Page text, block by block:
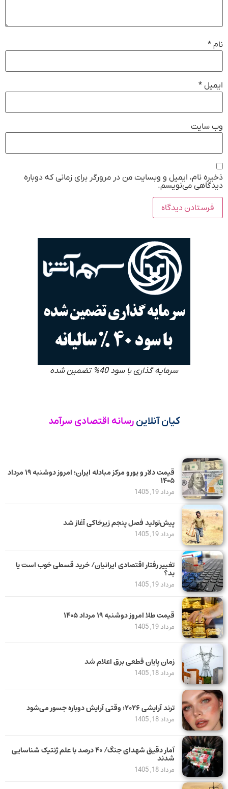
نام *
ایمیل *
وب‌ سایت
ذخیره نام، ایمیل و وبسایت من در مرورگر برای زمانی که دوباره
دیدگاهی می‌نویسم.
سرمایه گذاری با سود 40% تضمین شده
کیان آنلاین رسانه اقتصادی سرآمد
قیمت دلار و یورو مرکز مبادله ایران؛ امروز دوشنبه ۱۹ مرداد
۱۴۰۵
مرداد 19, 1405
پیش‌تولید فصل پنجم زیرخاکی آغاز شد
مرداد 19, 1405
تغییر رفتار اقتصادی ایرانیان/ خرید قسطی خوب است یا
بد؟
مرداد 19, 1405
قیمت طلا امروز دوشنبه ۱۹ مرداد ۱۴۰۵
مرداد 19, 1405
زمان پایان قطعی برق اعلام شد
مرداد 18, 1405
ترند آرایشی ۲۰۲۶؛ وقتی آرایش دوباره جسور می‌شود
مرداد 18, 1405
آمار دقیق شهدای جنگ/ ۴۰ درصد با علم ژنتیک شناسایی
شدند
مرداد 18, 1405